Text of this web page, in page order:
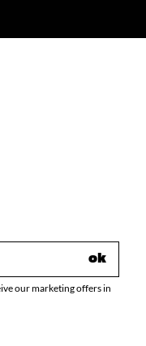
ok
our marketing offers in